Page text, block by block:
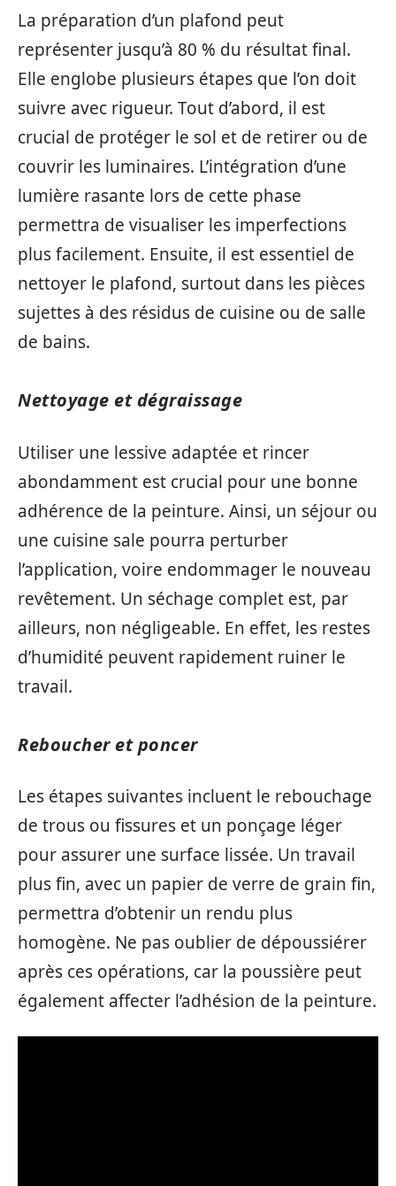
La préparation d’un plafond peut
représenter jusqu’à 80 % du résultat final.
Elle englobe plusieurs étapes que l’on doit
suivre avec rigueur. Tout d’abord, il est
crucial de protéger le sol et de retirer ou de
couvrir les luminaires. L’intégration d’une
lumière rasante lors de cette phase
permettra de visualiser les imperfections
plus facilement. Ensuite, il est essentiel de
nettoyer le plafond, surtout dans les pièces
sujettes à des résidus de cuisine ou de salle
de bains.
Nettoyage et dégraissage
Utiliser une lessive adaptée et rincer
abondamment est crucial pour une bonne
adhérence de la peinture. Ainsi, un séjour ou
une cuisine sale pourra perturber
l’application, voire endommager le nouveau
revêtement. Un séchage complet est, par
ailleurs, non négligeable. En effet, les restes
d’humidité peuvent rapidement ruiner le
travail.
Reboucher et poncer
Les étapes suivantes incluent le rebouchage
de trous ou fissures et un ponçage léger
pour assurer une surface lissée. Un travail
plus fin, avec un papier de verre de grain fin,
permettra d’obtenir un rendu plus
homogène. Ne pas oublier de dépoussiérer
après ces opérations, car la poussière peut
également affecter l’adhésion de la peinture.